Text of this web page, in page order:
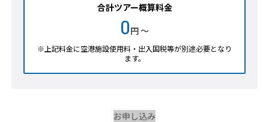
合計ツアー概算料金
0円 ～
※上記料金に空港施設使用料・出入国税等が別途必要となり
ます。
お申し込み